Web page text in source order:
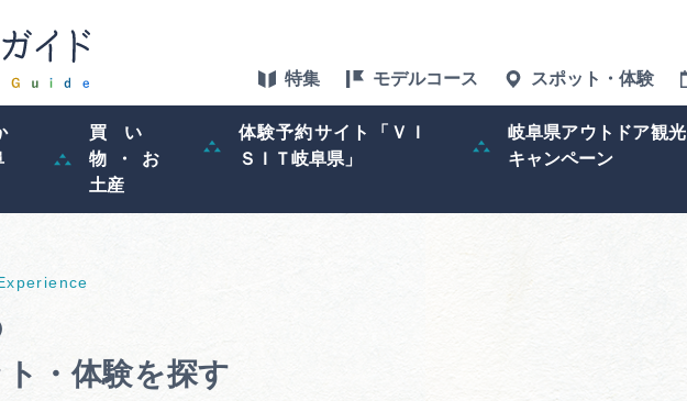
特集 モデルコース スポット・体験
買い
物・お
土産
体験予約サイト「ＶＩ
ＳＩＴ岐阜県」
岐阜県アウトドア観光
キャンペーン
・体験を探す